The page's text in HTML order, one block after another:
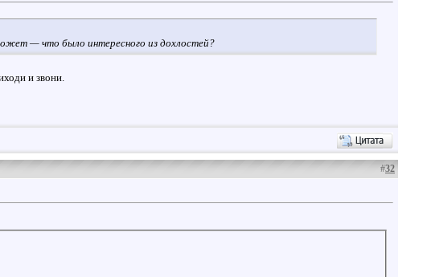
— что было интересного из дохлостей?
и звони.
#32